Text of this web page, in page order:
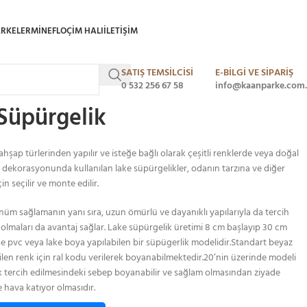
MINEFLOÇIM HALIILETIŞIM
SATIŞ TEMSİLCİSİ
0 532 256 67 58
E-BİLGİ VE SİPARİŞ
türlerinden yapılır ve isteğe bağlı olarak çeşitli renklerde veya doğal
kullanılan lake süpürgelikler, odanın tarzına ve diğer
seçilir ve monte edilir.
sağlamanın yanı sıra, uzun ömürlü ve dayanıklı yapılarıyla da tercih
da avantaj sağlar. Lake süpürgelik üretimi 8 cm başlayıp 30 cm
pvc veya lake boya yapılabilen bir süpügerlik modelidir.Standart beyaz
renk için ral kodu verilerek boyanabilmektedir.20’nin üzerinde modeli
edilmesindeki sebep boyanabilir ve sağlam olmasından ziyade
katıyor olmasıdır.